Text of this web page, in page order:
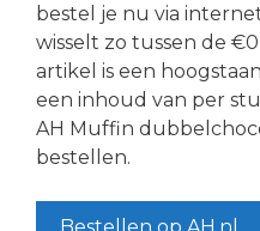
bestel je nu via
wisselt zo tussen de
artikel is een
een inhoud van per
AH Muffin
bestellen.
Bestellen op AH.nl